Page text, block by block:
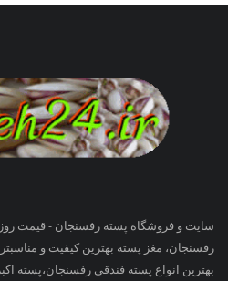
سایت و فروشگاه پسته رفسنجان - قیمت
رفسنجان، مغز پسته بهترین کیفیت و
بهترین انواع پسته فندقی رفسنجان،پسته